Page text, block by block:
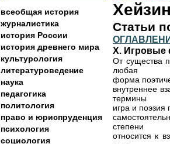
всеобщая история
журналистика
история России
история древнего мира
культурология
литературоведение
наука
педагогика
политология
право и юриспруденция
психология
социология
Статьи
X. Игровые
От существа
любая
форма
внутреннее
термины
игра и поэзия
степени
относится к